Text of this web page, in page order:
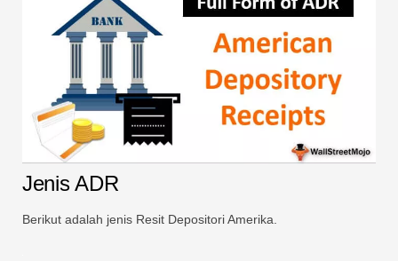
Jenis ADR
Berikut adalah jenis Resit Depositori Amerika.